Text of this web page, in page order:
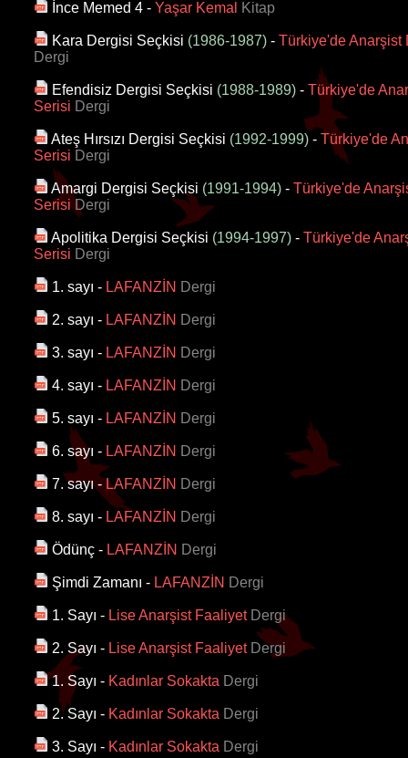
İnce Memed 4 - Yaşar Kemal Kitap
Kara Dergisi Seçkisi (1986-1987) - Türkiye'de Anarşist
Dergi
Efendisiz Dergisi Seçkisi (1988-1989) - Türkiye'de
Serisi Dergi
Ateş Hırsızı Dergisi Seçkisi (1992-1999) - Türkiye'de
Serisi Dergi
Amargi Dergisi Seçkisi (1991-1994) - Türkiye'de
SerisiDergi
Apolitika Dergisi Seçkisi (1994-1997) - Türkiye'de
Serisi Dergi
1. sayı - LAFANZİN Dergi
2. sayı - LAFANZİN Dergi
3. sayı - LAFANZİN Dergi
4. sayı - LAFANZİN Dergi
5. sayı - LAFANZİN Dergi
6. sayı - LAFANZİN Dergi
7. sayı -LAFANZİN Dergi
8. sayı - LAFANZİN Dergi
Ödünç - LAFANZİN Dergi
Şimdi Zamanı - LAFANZİN Dergi
1. Sayı - Lise Anarşist FaaliyetDergi
2. Sayı - Lise Anarşist FaaliyetDergi
1. Sayı - Kadınlar Sokakta Dergi
2. Sayı - Kadınlar Sokakta Dergi
3. Sayı - Kadınlar Sokakta Dergi